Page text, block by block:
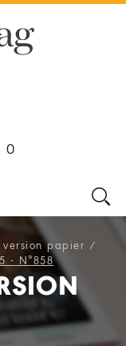
0
version papier /
- N°858